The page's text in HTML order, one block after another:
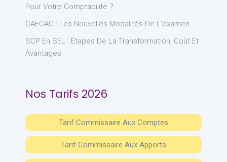
Pour Votre Comptabilité ?
CAFCAC : Les Nouvelles Modalités De L’examen
SCP En SEL : Étapes De La Transformation, Coût Et
Avantages
Nos Tarifs 2026
Tarif Commissaire Aux Comptes
Tarif Commissaire Aux Apports